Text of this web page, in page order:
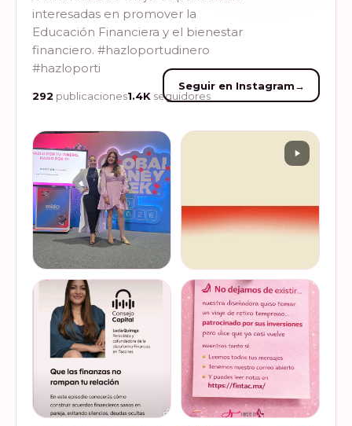
interesadas en promover la
Educación Financiera y el bienestar
financiero. #hazloportudinero
#hazloporti
292 publicaciones1.4K seguidores
Seguir en Instagram→
Felices de haber sido
invitadas, por cuarto año
consecutivo, a participar en
la Global Money Week, una
iniciativa que impulsa la
educación f…
VER EN
INSTAGRAM
Del 17 al 22 de marzo se
lleva a cabo la Global
Money Week 2026 (Semana
Mundial del Dinero).
Finanzas en Tacones
somos parte de esta
Jornada…
VER EN
INSTAGRAM